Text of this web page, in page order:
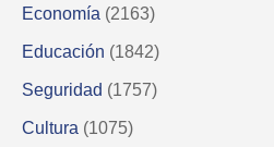
Economía (2163)
Educación (1842)
Seguridad (1757)
Cultura (1075)